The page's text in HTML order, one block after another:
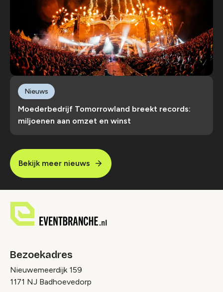
Moederbedrijf Tomorrowland breekt records:
miljoenen aan omzet en winst
Nieuws
Bekijk meer nieuws
Bezoekadres
Nieuwemeerdijk 159
1171 NJ Badhoevedorp